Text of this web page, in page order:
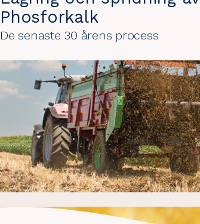
Phosforkalk
De senaste 30 årens process